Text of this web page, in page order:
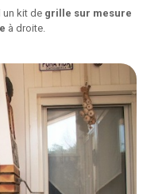
un kit de grille sur mesure
à droite.